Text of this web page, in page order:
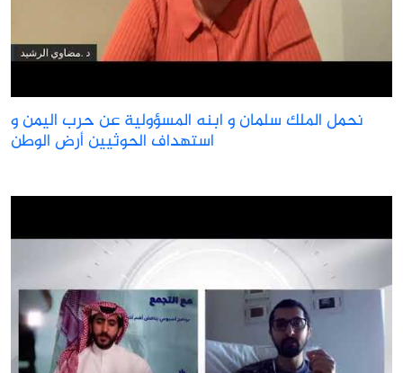
نحمل الملك سلمان و ابنه المسؤولية عن حرب اليمن و
استهداف الحوثيين أرض الوطن